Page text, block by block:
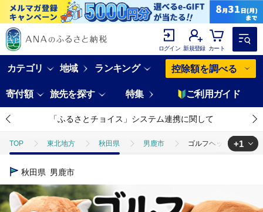
ログイン 新規登録 カート
カテゴリ 地域 ランキング 控除額を調べる
寄付額 旅先を探す 特集 ご利用ガイド
「ふるさとチョイス」システム連携に関して
TOP 東北地方 秋田県 男鹿市 ゴルフヘッドカバー
TOP
+1
秋田県 男鹿市